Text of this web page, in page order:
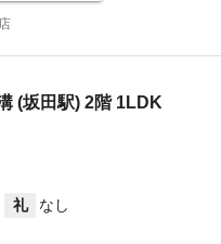
(坂田駅) 2階 1LDK
礼
なし